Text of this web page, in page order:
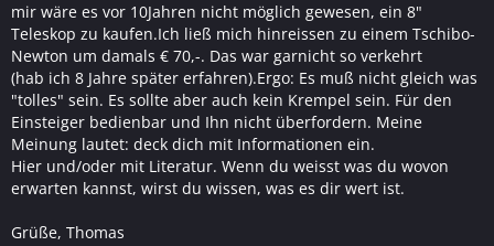
mir wäre es vor 10Jahren nicht möglich gewesen, ein 8"
Teleskop zu kaufen.Ich ließ mich hinreissen zu einem Tschibo-
Newton um damals € 70,-. Das war garnicht so verkehrt
(hab ich 8 Jahre später erfahren).Ergo: Es muß nicht gleich was
"tolles" sein. Es sollte aber auch kein Krempel sein. Für den
Einsteiger bedienbar und Ihn nicht überfordern. Meine
Meinung lautet: deck dich mit Informationen ein.
Hier und/oder mit Literatur. Wenn du weisst was du wovon
erwarten kannst, wirst du wissen, was es dir wert ist.
Grüße, Thomas